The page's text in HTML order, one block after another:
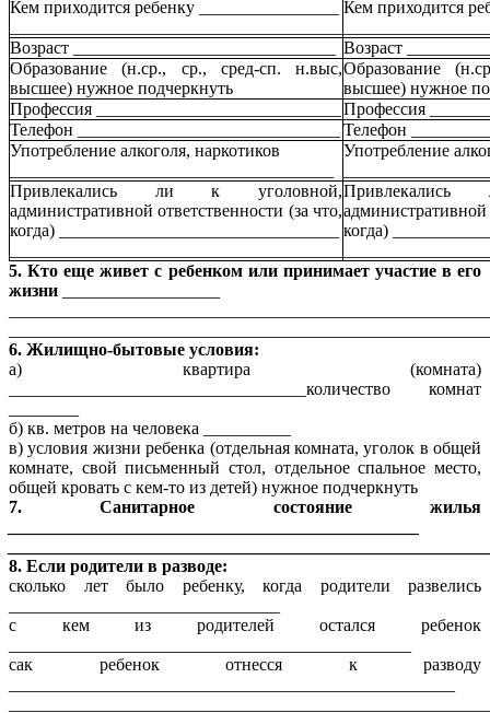
Кем приходится ребенку ________________
Кем приходится
Возраст ______________________________
Возраст
Образование (н.ср., ср., сред-сп. н.выс,
высшее) нужное подчеркнуть
Образование
высшее) нужное
Профессия ____________________________
Профессия
Телефон ______________________________
Телефон
Употребление алкоголя, наркотиков
Употребление
Привлекались ли к уголовной,
административной ответственности (за что,
когда) ________________________________
административной
когда)
5. Кто еще живет с ребенком или принимает участие в его
жизни
6. Жилищно-бытовые условия:
а) квартира (комната)
__________________________________количество комнат
б) кв. метров на человека __________
в) условия жизни ребенка (отдельная комната, уголок в общей
комнате, свой письменный стол, отдельное спальное место,
общей кровать с кем-то из детей) нужное подчеркнуть
7. Санитарное состояние жилья
8. Если родители в разводе:
сколько лет было ребенку, когда родители развелись
с кем из родителей остался ребенок
сак ребенок отнесся к разводу